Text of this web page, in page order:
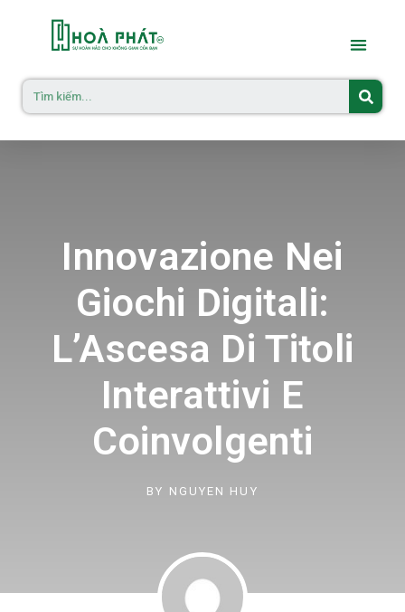
Innovazione Nei
Giochi Digitali:
L’Ascesa Di Titoli
Interattivi E
Coinvolgenti
BY NGUYEN HUY